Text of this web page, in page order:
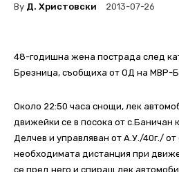
By Д. Христовски 2013-07-26
48-годишна жена пострада след
Брезница, съобщиха от ОД на МВР-
Около 22:50 часа снощи, лек
движейки се в посока от с.Баничан
Делчев и управляван от А.У./40г./
необходимата дистанция при
се пред него и спиращ лек